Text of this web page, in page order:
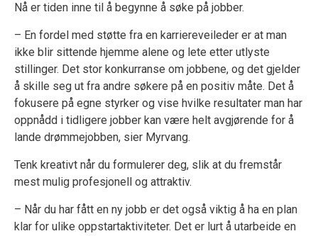
Nå er tiden inne til å begynne å søke på jobber.
– En fordel med støtte fra en karriereveileder er at man
ikke blir sittende hjemme alene og lete etter utlyste
stillinger. Det stor konkurranse om jobbene, og det gjelder
å skille seg ut fra andre søkere på en positiv måte. Det å
fokusere på egne styrker og vise hvilke resultater man har
oppnådd i tidligere jobber kan være helt avgjørende for å
lande drømmejobben, sier Myrvang.
Tenk kreativt når du formulerer deg, slik at du fremstår
mest mulig profesjonell og attraktiv.
– Når du har fått en ny jobb er det også viktig å ha en plan
klar for ulike oppstartaktiviteter. Det er lurt å utarbeide en